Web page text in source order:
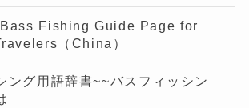
Fishing Guide Page for
（China）
ング用語辞書~~バスフィッシン